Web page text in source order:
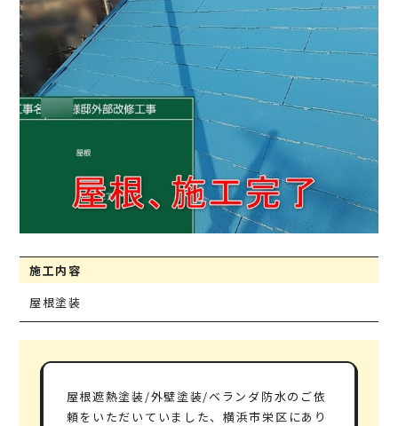
施工内容
屋根塗装
屋根遮熱塗装/外壁塗装/ベランダ防水のご依
頼をいただいていました、横浜市栄区にあり